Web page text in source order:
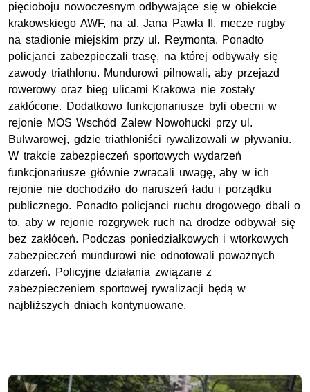
pięcioboju nowoczesnym odbywające się w obiekcie
krakowskiego AWF, na al. Jana Pawła II, mecze rugby
na stadionie miejskim przy ul. Reymonta. Ponadto
policjanci zabezpieczali trasę, na której odbywały się
zawody triathlonu. Mundurowi pilnowali, aby przejazd
rowerowy oraz bieg ulicami Krakowa nie zostały
zakłócone. Dodatkowo funkcjonariusze byli obecni w
rejonie MOS Wschód Zalew Nowohucki przy ul.
Bulwarowej, gdzie triathloniści rywalizowali w pływaniu.
W trakcie zabezpieczeń sportowych wydarzeń
funkcjonariusze głównie zwracali uwagę, aby w ich
rejonie nie dochodziło do naruszeń ładu i porządku
publicznego. Ponadto policjanci ruchu drogowego dbali o
to, aby w rejonie rozgrywek ruch na drodze odbywał się
bez zakłóceń. Podczas poniedziałkowych i wtorkowych
zabezpieczeń mundurowi nie odnotowali poważnych
zdarzeń. Policyjne działania związane z
zabezpieczeniem sportowej rywalizacji będą w
najbliższych dniach kontynuowane.